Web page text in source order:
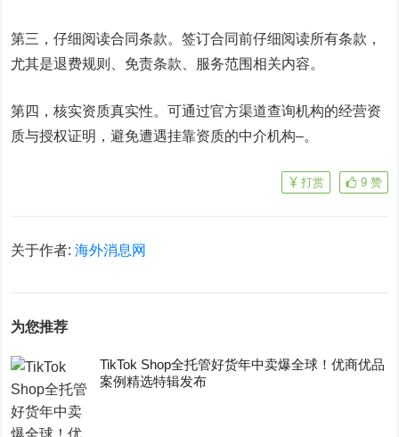
第三，仔细阅读合同条款。签订合同前仔细阅读所有条款，
尤其是退费规则、免责条款、服务范围相关内容。
第四，核实资质真实性。可通过官方渠道查询机构的经营资
质与授权证明，避免遭遇挂靠资质的中介机构–。
9 赞
打赏
关于作者:海外消息网
为您推荐
TikTok Shop全托管好货年中卖爆全球！优商优品
案例精选特辑发布